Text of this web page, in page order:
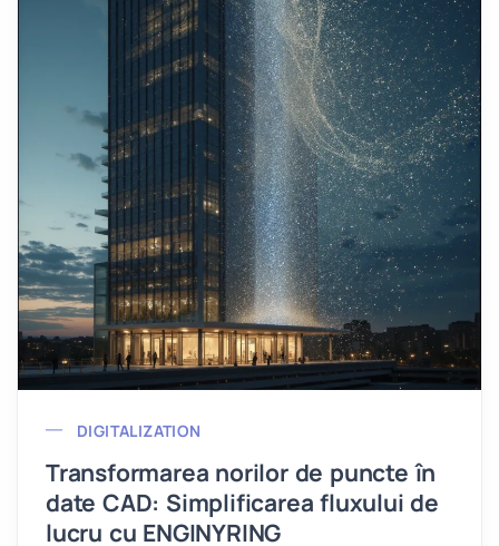
DIGITALIZATION
Transformarea norilor de puncte în
date CAD: Simplificarea fluxului de
lucru cu ENGINYRING